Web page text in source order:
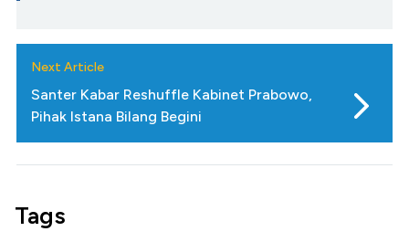
Next Article
Santer Kabar Reshuffle Kabinet Prabowo,
Pihak Istana Bilang Begini
Tags